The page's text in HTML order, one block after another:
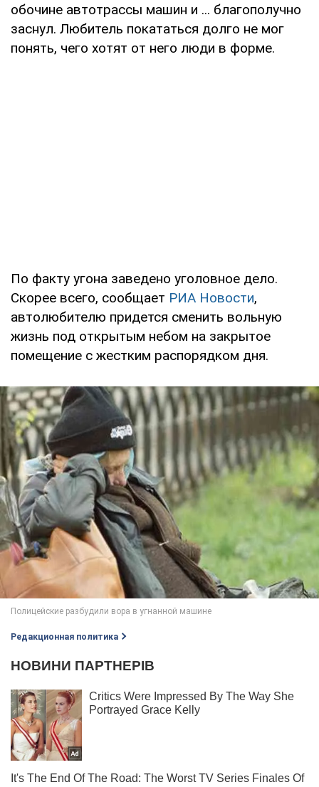
обочине автотрассы машин и ... благополучно
заснул. Любитель покататься долго не мог
понять, чего хотят от него люди в форме.
По факту угона заведено уголовное дело.
Скорее всего, сообщает РИА Новости,
автолюбителю придется сменить вольную
жизнь под открытым небом на закрытое
помещение с жестким распорядком дня.
Редакционная политика